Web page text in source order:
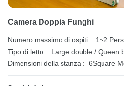
Camera Doppia Funghi
Numero massimo di ospiti :
1~2
Tipo di letto :
Large double / Queen
Dimensioni della stanza : 6Square